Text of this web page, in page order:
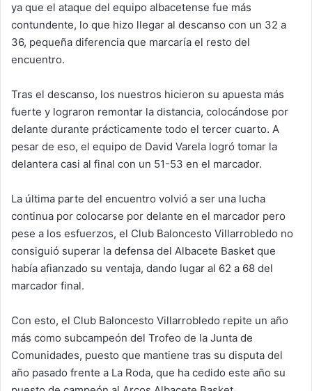
ya que el ataque del equipo albacetense fue más
contundente, lo que hizo llegar al descanso con un 32 a
36, pequeña diferencia que marcaría el resto del
encuentro.
Tras el descanso, los nuestros hicieron su apuesta más
fuerte y lograron remontar la distancia, colocándose por
delante durante prácticamente todo el tercer cuarto. A
pesar de eso, el equipo de David Varela logró tomar la
delantera casi al final con un 51-53 en el marcador.
La última parte del encuentro volvió a ser una lucha
continua por colocarse por delante en el marcador pero
pese a los esfuerzos, el Club Baloncesto Villarrobledo no
consiguió superar la defensa del Albacete Basket que
había afianzado su ventaja, dando lugar al 62 a 68 del
marcador final.
Con esto, el Club Baloncesto Villarrobledo repite un año
más como subcampeón del Trofeo de la Junta de
Comunidades, puesto que mantiene tras su disputa del
año pasado frente a La Roda, que ha cedido este año su